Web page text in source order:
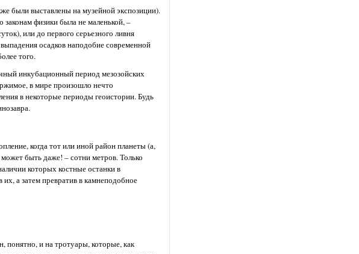
были выставлены на музейной экспозиции).
физики была не маленькой, –
или до первого серьезного ливня
осадков наподобие современной
того.
инкубационный период мезозойских
в мире произошло нечто
в некоторые периоды геоистории. Будь
когда тот или иной район планеты (а,
быть даже! – сотни метров. Только
которых костные останки в
а затем превратив в камнеподобное
понятно, и на тротуары, которые, как